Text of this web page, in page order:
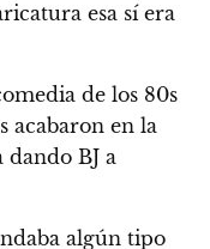
esa sí era
de los 80s
acabaron en la
BJ a
algún tipo